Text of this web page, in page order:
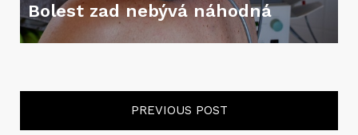
Bolest zad nebývá náhodná
PREVIOUS POST